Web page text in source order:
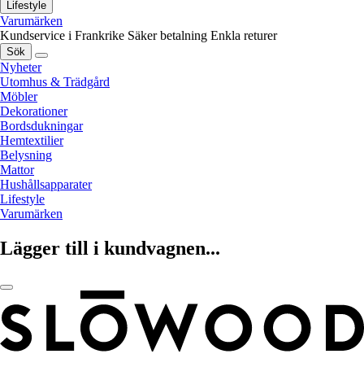
Lifestyle
Varumärken
Kundservice i Frankrike Säker betalning Enkla returer
Sök
Nyheter
Utomhus & Trädgård
Möbler
Dekorationer
Bordsdukningar
Hemtextilier
Belysning
Mattor
Hushållsapparater
Lifestyle
Varumärken
Lägger till i kundvagnen...